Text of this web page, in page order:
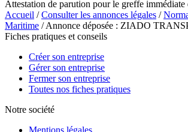
Attestation de parution pour le greffe immédiate
Accueil /Consulter les annonces légales /
Maritime / Annonce déposée : ZIADO
Fiches pratiques et conseils
Créer son entreprise
Gérer son entreprise
Fermer son entreprise
Toutes nos fiches pratiques
Notre société
Mentions légales